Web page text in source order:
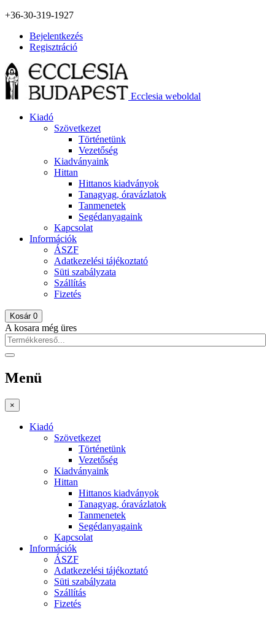
+36-30-319-1927
Bejelentkezés
Regisztráció
Ecclesia weboldal
Kiadó
Szövetkezet
Történetünk
Vezetőség
Kiadványaink
Hittan
Hittanos kiadványok
Tanagyag, óravázlatok
Tanmenetek
Segédanyagaink
Kapcsolat
Információk
ÁSZF
Adatkezelési tájékoztató
Süti szabályzata
Szállítás
Fizetés
Kosár 0
A kosara még üres
Menü
×
Kiadó
Szövetkezet
Történetünk
Vezetőség
Kiadványaink
Hittan
Hittanos kiadványok
Tanagyag, óravázlatok
Tanmenetek
Segédanyagaink
Kapcsolat
Információk
ÁSZF
Adatkezelési tájékoztató
Süti szabályzata
Szállítás
Fizetés